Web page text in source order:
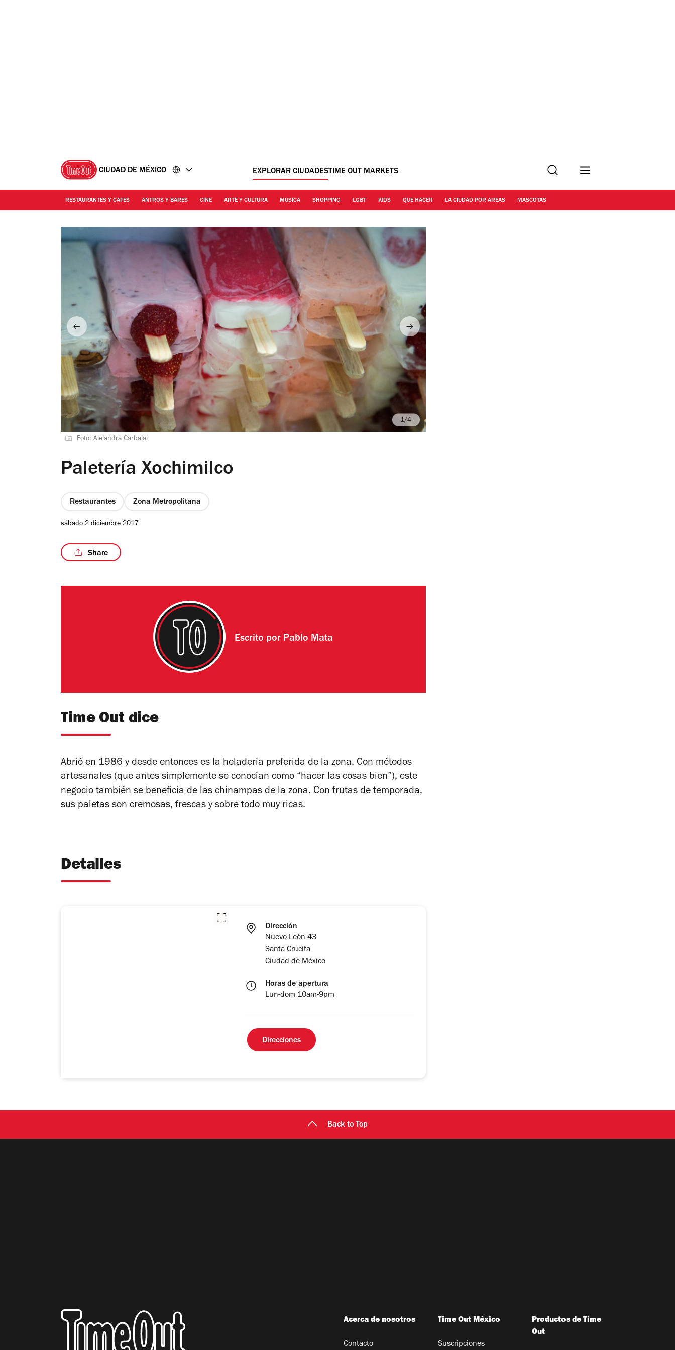
CIUDAD DE MÉXICO EXPLORAR CIUDADESTIME OUT MARKETS Buscar
RESTAURANTES Y CAFES ANTROS Y BARES CINE ARTE Y CULTURA MUSICA SHOPPING LGBT KIDS QUE HACER LA CIUDAD POR AREAS MASCOTAS
Foto: Alejandra Carbajal
/4
Paletería Xochimilco
Restaurantes Zona Metropolitana
sábado 2 diciembre 2017
Share
Escrito por Pablo Mata
Time Out dice
Abrió en 1986 y desde entonces es la heladería preferida de la zona. Con métodos
artesanales (que antes simplemente se conocían como “hacer las cosas bien”), este
negocio también se beneficia de las chinampas de la zona. Con frutas de temporada,
sus paletas son cremosas, frescas y sobre todo muy ricas.
Detalles
Dirección
Nuevo León 43
Santa Crucita
Ciudad de México
Horas de apertura
Lun-dom 10am-9pm
Direcciones
Back to Top
Acerca de nosotros
Contacto
Time Out México
Suscripciones
Productos de Time
Out